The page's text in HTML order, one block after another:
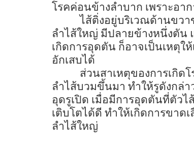
โรคค่อนข้างลำบาก เพราะอาก
ไส้ติ่งอยู่บริเวณด้านขวา
ลำไส้ใหญ่ มีปลายข้างหนึ่งตัน
เกิดการอุดตัน ก็อาจเป็นเหตุใ
อักเสบได้
ส่วนสาเหตุของการเกิด
ลำไส้บวมขึ้นมา ทำให้รูดังกล่
อุดรูเปิด เมื่อมีการอุดตันที่ตัวไ
เติบโตได้ดี ทำให้เกิดการขาด
ลำไส้ใหญ่